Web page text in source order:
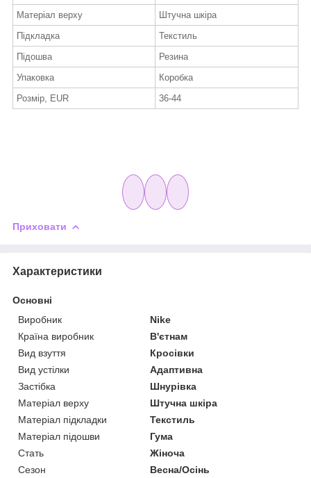
Матеріал верху
Штучна шкіра
Підкладка
Текстиль
Підошва
Резина
Упаковка
Коробка
Розмір, EUR
36-44
Приховати
Характеристики
Основні
Виробник
Nike
Країна виробник
В'єтнам
Вид взуття
Кросівки
Вид устілки
Адаптивна
Застібка
Шнурівка
Матеріал верху
Штучна шкіра
Матеріал підкладки
Текстиль
Матеріал підошви
Гума
Стать
Жіноча
Сезон
Весна/Осінь